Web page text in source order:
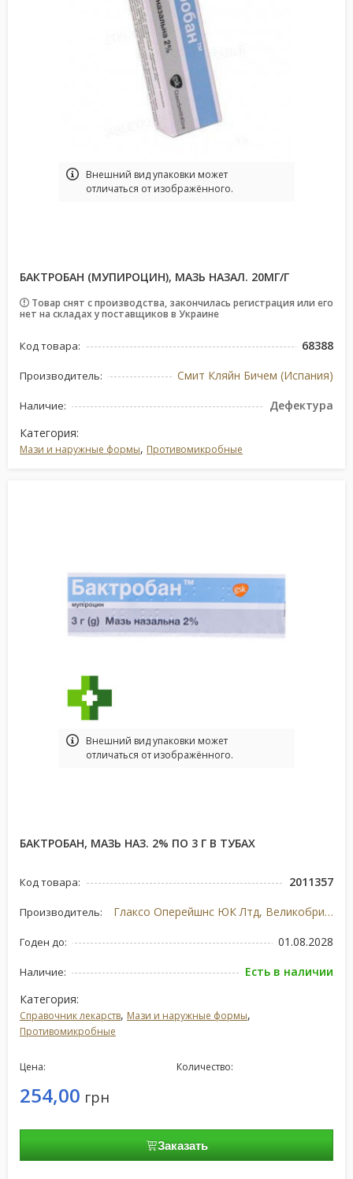
Bнешний вид упаковки может
отличаться от изображённого.
БАКТРОБАН (МУПИРОЦИН), МАЗЬ НАЗАЛ. 20МГ/Г
Товар снят с производства, закончилась регистрация или его
нет на складах у поставщиков в Украине
Код товара: 68388
Производитель: Смит Кляйн Бичем (Испания)
Наличие:
Дефектура
Категория:
Мази и наружные формы, Противомикробные
Bнешний вид упаковки может
отличаться от изображённого.
БАКТРОБАН, МАЗЬ НАЗ. 2% ПО 3 Г В ТУБАХ
Код товара: 2011357
Производитель: Глаксо Оперейшнс ЮК Лтд, Великобритания
Годен до: 01.08.2028
Наличие:
Есть в наличии
Категория:
Справочник лекарств, Мази и наружные формы,
Противомикробные
Цена:
254,00 грн
Количество:
Заказать